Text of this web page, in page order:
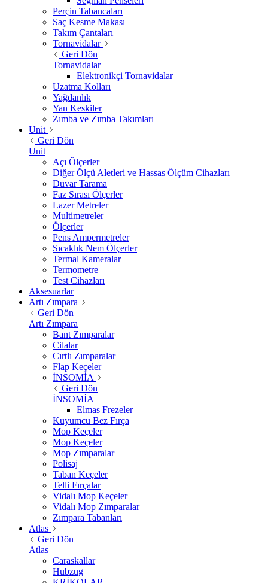
Perçin Tabancaları
Saç Kesme Makası
Takım Çantaları
Tornavidalar
Geri Dön
Tornavidalar
Elektronikçi Tornavidalar
Uzatma Kolları
Yağdanlık
Yan Keskiler
Zımba ve Zımba Takımları
Unit
Geri Dön
Unit
Açı Ölçerler
Diğer Ölçü Aletleri ve Hassas Ölçüm Cihazları
Duvar Tarama
Faz Sırası Ölçerler
Lazer Metreler
Multimetreler
Ölçerler
Pens Ampermetreler
Sıcaklık Nem Ölçerler
Termal Kameralar
Termometre
Test Cihazları
Aksesuarlar
Artı Zımpara
Geri Dön
Artı Zımpara
Bant Zımparalar
Cilalar
Cırtlı Zımparalar
Flap Keçeler
İNSOMİA
Geri Dön
İNSOMİA
Elmas Frezeler
Kuyumcu Bez Fırça
Mop Keçeler
Mop Keçeler
Mop Zımparalar
Polisaj
Taban Keçeler
Telli Fırçalar
Vidalı Mop Keçeler
Vidalı Mop Zımparalar
Zımpara Tabanları
Atlas
Geri Dön
Atlas
Caraskallar
Hubzug